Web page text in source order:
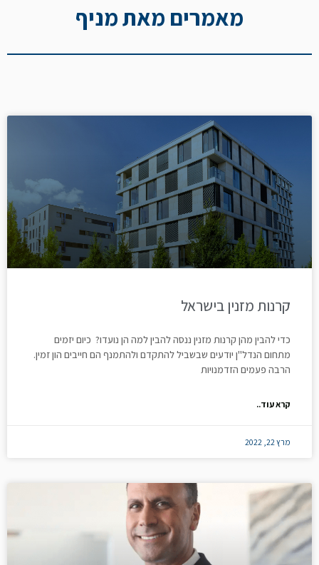
מאמרים מאת מניף
קרנות מזנין בישראל
כדי להבין מהן קרנות מזנין ננסה להבין למה הן נועדו? כיום יזמים
מתחום הנדל"ן יודעים שבשביל להתקדם ולהתמנף הם חייבים הון זמין.
הרבה פעמים הזדמנויות
קרא עוד..
מרץ 22, 2022